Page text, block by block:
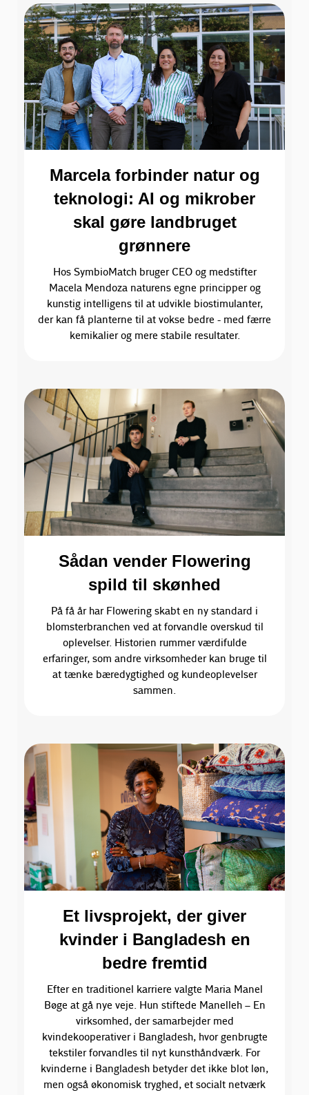
Marcela forbinder natur og
teknologi: AI og mikrober
skal gøre landbruget
grønnere
Hos SymbioMatch bruger CEO og medstifter
Macela Mendoza naturens egne principper og
kunstig intelligens til at udvikle biostimulanter,
der kan få planterne til at vokse bedre - med færre
kemikalier og mere stabile resultater.
Sådan vender Flowering
spild til skønhed
På få år har Flowering skabt en ny standard i
blomsterbranchen ved at forvandle overskud til
oplevelser. Historien rummer værdifulde
erfaringer, som andre virksomheder kan bruge til
at tænke bæredygtighed og kundeoplevelser
sammen.
Et livsprojekt, der giver
kvinder i Bangladesh en
bedre fremtid
Efter en traditionel karriere valgte Maria Manel
Bøge at gå nye veje. Hun stiftede Manelleh – En
virksomhed, der samarbejder med
kvindekooperativer i Bangladesh, hvor genbrugte
tekstiler forvandles til nyt kunsthåndværk. For
kvinderne i Bangladesh betyder det ikke blot løn,
men også økonomisk tryghed, et socialt netværk